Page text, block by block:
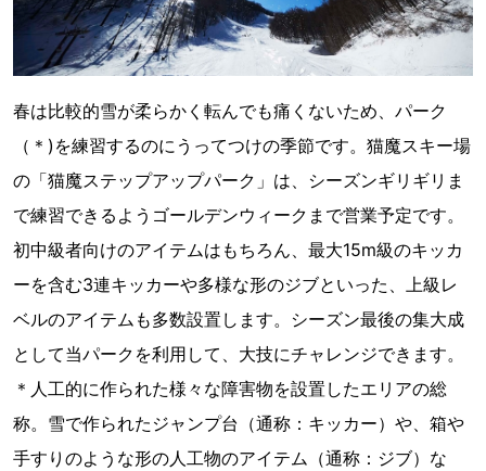
春は比較的雪が柔らかく転んでも痛くないため、パーク
（＊)を練習するのにうってつけの季節です。猫魔スキー場
の「猫魔ステップアップパーク」は、シーズンギリギリま
で練習できるようゴールデンウィークまで営業予定です。
初中級者向けのアイテムはもちろん、最大15m級のキッカ
ーを含む3連キッカーや多様な形のジブといった、上級レ
ベルのアイテムも多数設置します。シーズン最後の集大成
として当パークを利用して、大技にチャレンジできます。
＊人工的に作られた様々な障害物を設置したエリアの総
称。雪で作られたジャンプ台（通称：キッカー）や、箱や
手すりのような形の人工物のアイテム（通称：ジブ）な